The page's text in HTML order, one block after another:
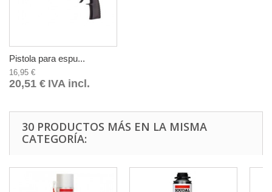
Pistola para espu...
16,95 €
20,51 € IVA incl.
30 PRODUCTOS MÁS EN LA MISMA
CATEGORÍA: